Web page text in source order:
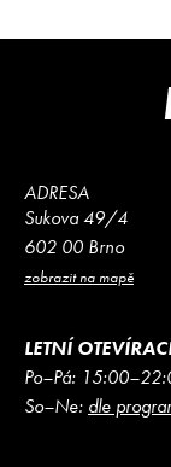
ADRESA
Sukova 49/4
602 00 Brno
zobrazit na mapě
LETNÍ
Po–Pá:
So–Ne: dle